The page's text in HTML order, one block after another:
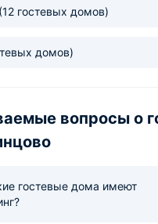
(12 гостевых домов)
домов)
вопросы о
гостевые дома имеют